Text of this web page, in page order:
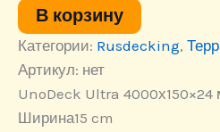
Террасная
доска
UnoDeck
4000х150×24
мм
Орех
В корзину
Категории: Rusdecking,
Артикул: нет
UnoDeck Ultra
Ширина15 cm